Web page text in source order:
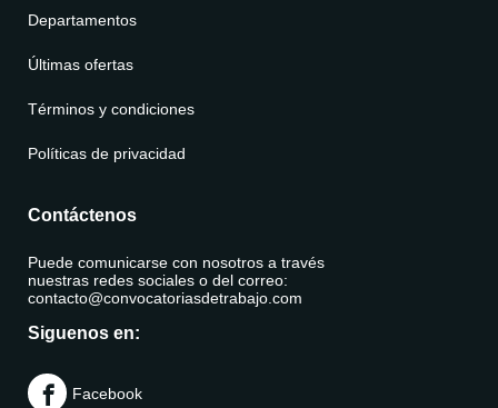
Departamentos
Últimas ofertas
Términos y condiciones
Políticas de privacidad
Contáctenos
Puede comunicarse con nosotros a través
nuestras redes sociales o del correo:
contacto@convocatoriasdetrabajo.com
Siguenos en:
Facebook